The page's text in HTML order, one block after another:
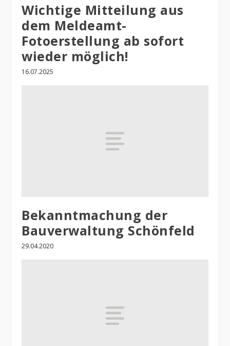
Wichtige Mitteilung aus
dem Meldeamt-
Fotoerstellung ab sofort
wieder möglich!
16.07.2025
Bekanntmachung der
Bauverwaltung Schönfeld
29.04.2020